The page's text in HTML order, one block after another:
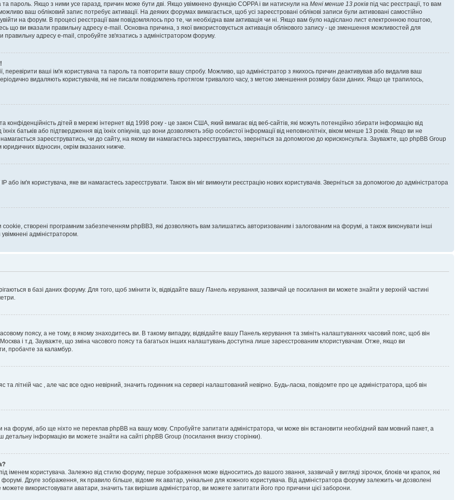
пароль. Якщо з ними усе гаразд, причин може бути дві. Якщо увімкнено функцію COPPA і ви натиснули на Мені менше 13 років під час реєстрації, то вам
ваш обліковий запис потребує активації. На деяких форумах вимагається, щоб усі зареєстровані облікові записи були активовані самостійно
на форум. В процесі реєстрації вам повідомлялось про те, чи необхідна вам активація чи ні. Якщо вам було надіслано лист електронною поштою,
що ви вказали правильну адресу e-mail. Основна причина, з якої використовується активація облікового запису - це зменшення можливостей для
адресу e-mail, спробуйте зв'язатись з адміністратором форуму.
перевірити ваші ім'я користувача та пароль та повторити вашу спробу. Можливо, що адміністратор з якихось причин деактивував або видалив ваш
видаляють користувачів, які не писали повідомлень протягом тривалого часу, з метою зменшення розміру бази даних. Якщо це трапилось,
дітей в мережі інтернет від 1998 року - це закон США, який вимагає від веб-сайтів, які можуть потенційно збирати інформацію від
батьків або підтвердження від їхніх опікунів, що вони дозволяють збір особистої інформації від неповнолітніх, віком менше 13 років. Якщо ви не
зареєструватись, чи до сайту, на якому ви намагаєтесь зареєструватись, зверніться за допомогою до юрисконсульта. Зауважте, що phpBB Group
відносин, окрім вказаних нижче.
ім'я користувача, яке ви намагаєтесь зареєструвати. Також він міг вимкнути реєстрацію нових користувачів. Зверніться за допомогою до адміністратора
створені програмним забезпеченням phpBB3, які дозволяють вам залишатись авторизованим і залогованим на форумі, а також виконувати інші
адміністратором.
в базі даних форуму. Для того, щоб змінити їх, відвідайте вашу Панель керування, зазвичай це посилання ви можете знайти у верхній частині
поясу, а не тому, в якому знаходитесь ви. В такому випадку, відвідайте вашу Панель керування та змініть налаштуваннях часовий пояс, щоб він
і т.д. Зауважте, що зміна часового поясу та багатьох інших налаштувань доступна лише зареєстрованим клористувачам. Отже, якщо ви
пробачте за каламбур.
літній час , але час все одно невірний, значить годинник на сервері налаштований невірно. Будь-ласка, повідомте про це адміністратора, щоб він
на форумі, або ще ніхто не переклав phpBB на вашу мову. Спробуйте запитати адміністратора, чи може він встановити необхідний вам мовний пакет, а
детальну інформацію ви можете знайти на сайті phpBB Group (посилання внизу сторінки).
іменем користувача. Залежно від стилю форуму, перше зображення може відноситись до вашого звання, зазвичай у вигляді зірочок, блоків чи крапок, які
Друге зображення, як правило більше, відоме як аватар, унікальне для кожного користувача. Від адміністратора форуму залежить чи дозволені
використовувати аватари, значить так вирішив адміністратор, ви можете запитати його про причини цієї заборони.